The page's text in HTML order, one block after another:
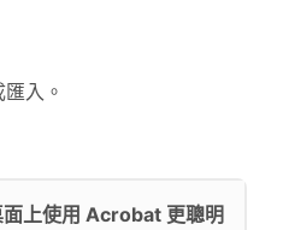
入。
上使用 Acrobat 更聰明